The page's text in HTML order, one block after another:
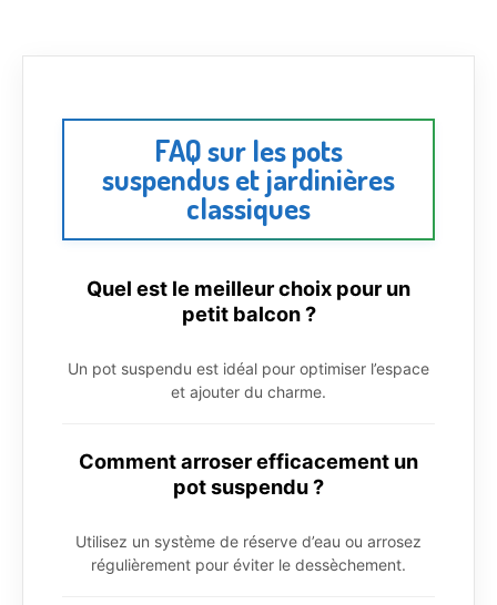
FAQ sur les pots
suspendus et jardinières
classiques
Quel est le meilleur choix pour un
petit balcon ?
Un pot suspendu est idéal pour optimiser l’espace
et ajouter du charme.
Comment arroser efficacement un
pot suspendu ?
Utilisez un système de réserve d’eau ou arrosez
régulièrement pour éviter le dessèchement.